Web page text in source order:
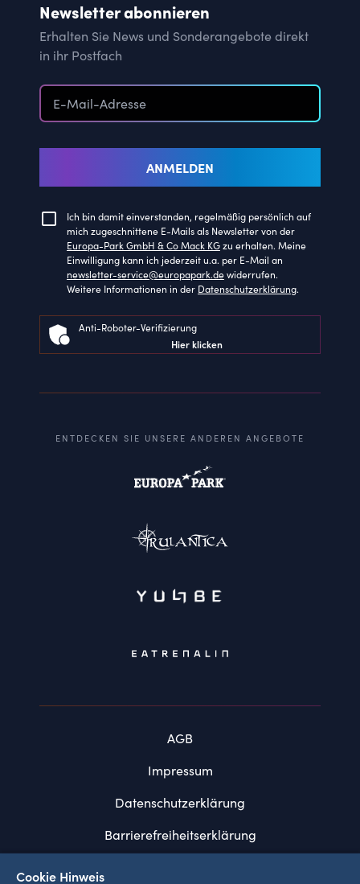
Newsletter abonnieren
Erhalten Sie News und Sonderangebote direkt
in ihr Postfach
ANMELDEN
Ich bin damit einverstanden, regelmäßig persönlich auf
mich zugeschnittene E-Mails als Newsletter von der
Europa-Park GmbH & Co Mack KGzu erhalten. Meine
Einwilligung kann ich jederzeit u.a. per E-Mail an
newsletter-service@europapark.dewiderrufen.
Weitere Informationen in der Datenschutzerklärung.
Anti-Roboter-Verifizierung
Hier klicken
ENTDECKEN SIE UNSERE ANDEREN ANGEBOTE
AGB
Impressum
Datenschutzerklärung
Barrierefreiheitserklärung
Cookie Hinweis